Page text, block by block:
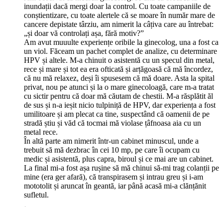
inundații dacă mergi doar la control. Cu toate campaniile de
conștientizare, cu toate alertele că se moare în număr mare de
cancere depistate târziu, am nimerit la câțiva care au întrebat:
„și doar vă controlați așa, fără motiv?”
Am avut muuulte experiențe oribile la ginecolog, una a fost ca
un viol. Făceam un pachet complet de analize, cu determinare
HPV și altele. M-a chinuit o asistentă cu un specul din metal,
rece și mare și tot ea era ofticată și arțăgoasă că mă încordez,
că nu mă relaxez, deși îi spusesem că mă doare. Asta la spital
privat, nou pe atunci și la o mare ginecoloagă, care m-a tratat
cu sictir pentru că doar mă căutam de chestii. M-a răsplătit ăl
de sus și n-a ieșit nicio tulpiniță de HPV, dar experiența a fost
umilitoare și am plecat ca tine, suspectând că oamenii de pe
stradă știu și văd că tocmai mă violase țâfnoasa aia cu un
metal rece.
În altă parte am nimerit într-un cabinet minuscul, unde a
trebuit să mă dezbrac în cei 10 mp, pe care îi ocupam cu
medic și asistentă, plus capra, biroul și ce mai are un cabinet.
La final mi-a fost așa rușine să mă chinui să-mi trag colanții pe
mine (era ger afară), că transpirasem și intrau greu și i-am
mototolit și aruncat în geantă, iar până acasă mi-a clănțănit
sufletul.